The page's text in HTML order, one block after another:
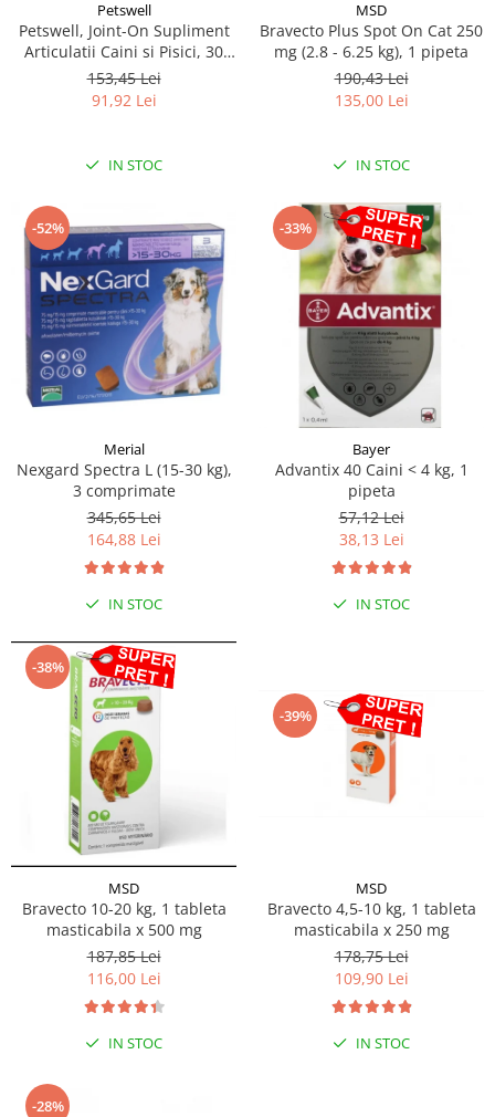
Petswell
Petswell, Joint-On Supliment
Articulatii Caini si Pisici, 30
tablete
153,45 Lei
91,92 Lei
IN STOC
MSD
Bravecto Plus Spot On Cat 250
mg (2.8 - 6.25 kg), 1 pipeta
190,43 Lei
135,00 Lei
IN STOC
-52%
Merial
Nexgard Spectra L (15-30 kg),
3 comprimate
345,65 Lei
164,88 Lei
IN STOC
-33%
Bayer
Advantix 40 Caini < 4 kg, 1
pipeta
57,12 Lei
38,13 Lei
IN STOC
-38%
MSD
Bravecto 10-20 kg, 1 tableta
masticabila x 500 mg
187,85 Lei
116,00 Lei
IN STOC
-39%
MSD
Bravecto 4,5-10 kg, 1 tableta
masticabila x 250 mg
178,75 Lei
109,90 Lei
IN STOC
-28%